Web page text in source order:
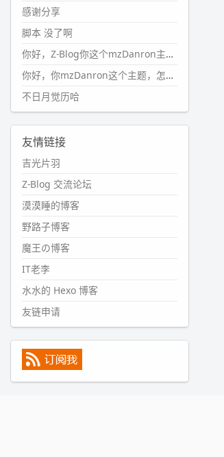
wdssmq
2024-09-23 21:00:49
#PubWord
一次？？碎雨集_沉冰浮水_第1页
https://www.wdssmq.com/ta
g/%E7%A2%8E%E9%9B%A8%E
9%9B%86/
wdssmq
2024-09-23 20:58:40
话，2024 年目前只发了 13 条
嘟？？？？
wdssmq
2024-09-15 10:32:07
#PubWordVSCode 内 git 操作卡
住的时候没办法主动取消一直是个
痛点，一般都是推送或拉取，今天
连提交都卡了。。
wdssmq
#PubWord又一个夏天过去了，
所以今年也没买防水鞋套；然后天
凉了，为了应对踢被子买了睡袋，
不知道 1.2 米会不会略窄。。
感谢分享
脚本 没了啊
你好，Z-Blog你这个mzDanron主题，怎么去除文章标题图像和文章摘要，仅显示标题，感谢回复！
你好，你mzDanron这个主题，怎么去除文章标题的图像和文章摘要！仅显示标题，感谢回复解决！
不日月觉历哈
友情链接
吉光片羽
Z-Blog 交流论坛
漠漠睡的博客
野路子博客
魔王の博客
IT老李
水水的 Hexo 博客
友链申请